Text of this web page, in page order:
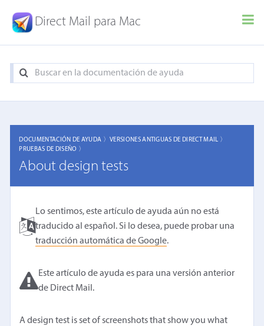
Direct Mail para Mac
DOCUMENTACIÓN DE AYUDA 〉VERSIONES ANTIGUAS DE DIRECT MAIL 〉
PRUEBAS DE DISEÑO 〉
About design tests
Lo sentimos, este artículo de ayuda aún no está
traducido al español. Si lo desea, puede probar una
traducción automática de Google.
Este artículo de ayuda es para una versión anterior
de Direct Mail.
A design test is set of screenshots that show you what